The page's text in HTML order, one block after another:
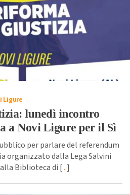
Ligure
lunedì incontro
a Novi Ligure per il Sì
per parlare del referendum
organizzato dalla Lega Salvini
Biblioteca di [...]